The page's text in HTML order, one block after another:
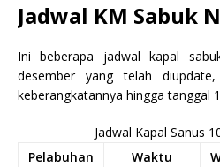
Jadwal KM Sabuk
Ini beberapa jadwal kapal
desember yang telah
keberangkatannya hingga tanggal
Jadwal Kapal Sanus
Pelabuhan
Waktu